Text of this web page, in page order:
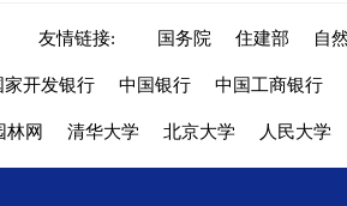
友情链接: 国务院 住建部 自
家开发银行 中国银行 中国工商银行
林网 清华大学 北京大学 人民大学